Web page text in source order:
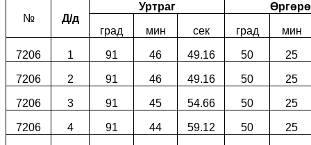
№ Д/д
Уртраг
град мин сек град мин
7206 1 91 46 49.16 50 25
7206 2 91 46 49.16 50 25
7206 3 91 45 54.66 50 25
7206 4 91 44 59.12 50 25